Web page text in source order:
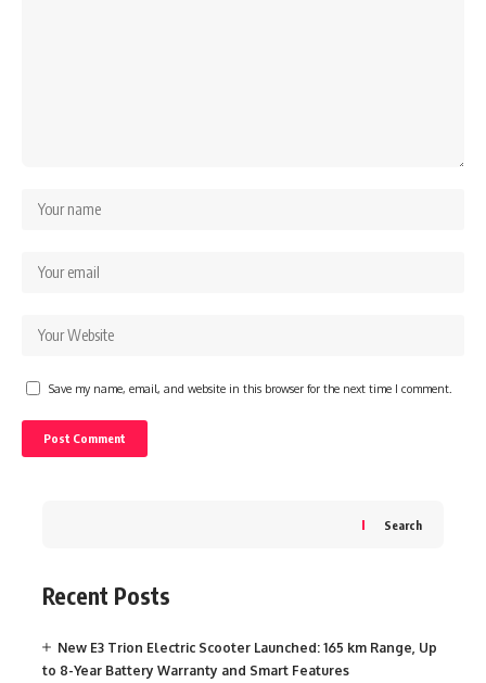
Save my name, email, and website in this browser for the next time I comment.
Search
Recent Posts
New E3 Trion Electric Scooter Launched: 165 km Range, Up
to 8-Year Battery Warranty and Smart Features